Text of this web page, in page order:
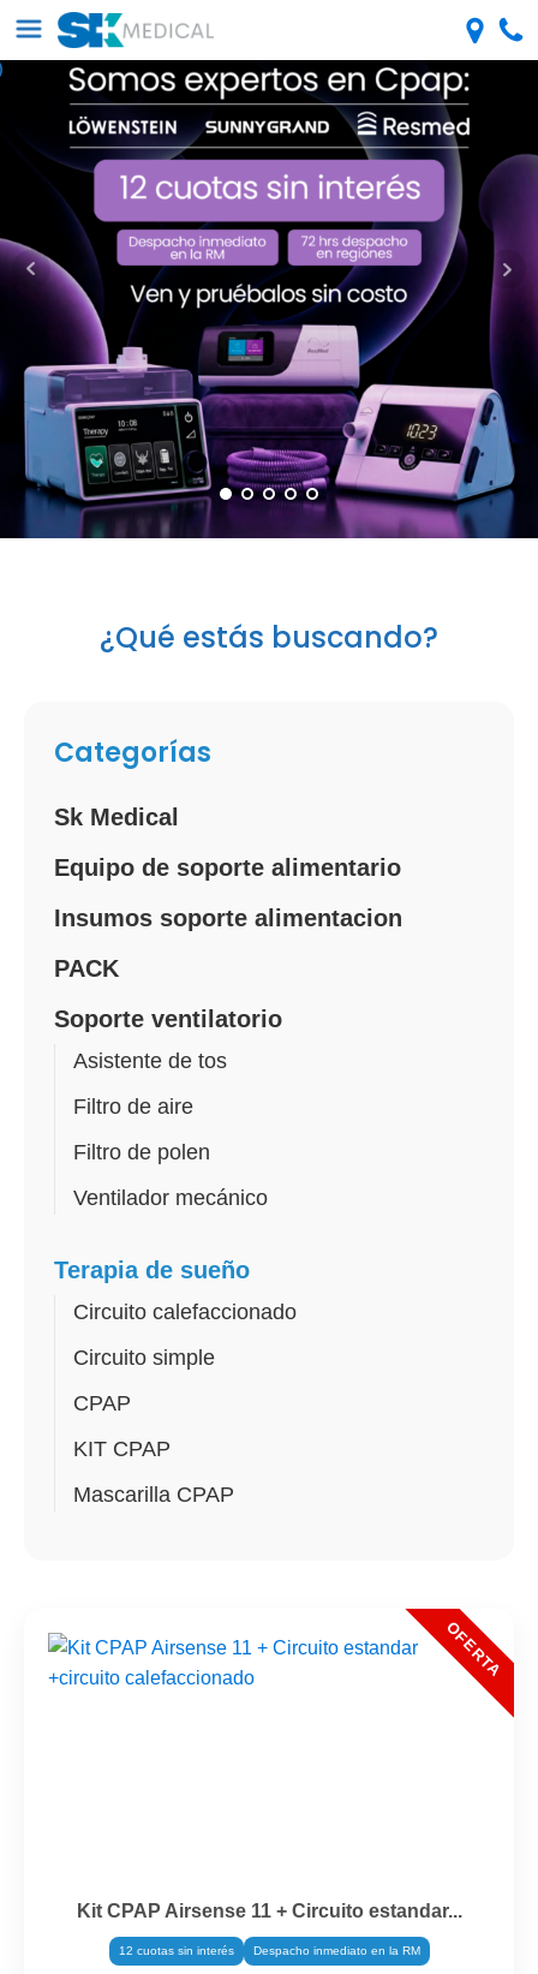
¿Qué estás buscando?
Categorías
Sk Medical
Equipo de soporte alimentario
Insumos soporte alimentacion
PACK
Soporte ventilatorio
Asistente de tos
Filtro de aire
Filtro de polen
Ventilador mecánico
Terapia de sueño
Circuito calefaccionado
Circuito simple
CPAP
KIT CPAP
Mascarilla CPAP
Kit CPAP Airsense 11 + Circuito estandar...
12 cuotas sin interés Despacho inmediato en la RM